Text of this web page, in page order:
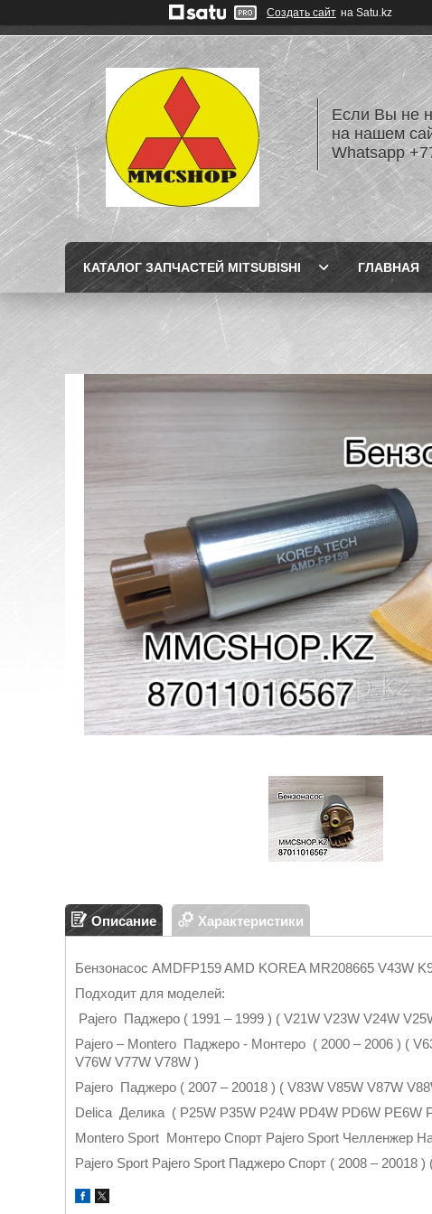
Создать сайт на Satu.kz
Если Вы не
на нашем
Whatsapp
КАТАЛОГ ЗАПЧАСТЕЙ MITSUBISHI ГЛАВНАЯ
Описание Характеристики
Бензонасос AMDFP159 AMD KOREA MR208665 V43W
Подходит для моделей:
Pajero Паджеро ( 1991 – 1999 ) ( V21W V23W V24W
Pajero – Montero Паджеро - Монтеро ( 2000 – 2006 ) (
V76W V77W V78W )
Pajero Паджеро ( 2007 – 20018 ) ( V83W V85W V87W
Delica Делика ( P25W P35W P24W PD4W PD6W PE6W
Montero Sport Монтеро Спорт Pajero Sport Челленжер
Pajero Sport Pajero Sport Паджеро Спорт ( 2008 – 20018 )